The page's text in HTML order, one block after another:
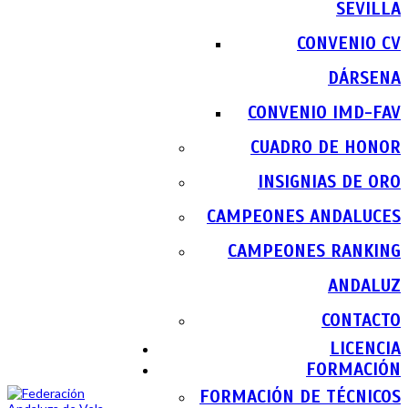
SEVILLA
CONVENIO CV
DÁRSENA
CONVENIO IMD-FAV
CUADRO DE HONOR
INSIGNIAS DE ORO
CAMPEONES ANDALUCES
CAMPEONES RANKING
ANDALUZ
CONTACTO
LICENCIA
FORMACIÓN
FORMACIÓN DE TÉCNICOS